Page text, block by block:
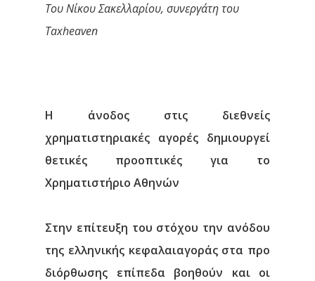
Του Νίκου Σακελλαρίου, συνεργάτη του
Taxheaven
Η άνοδος στις διεθνείς
χρηματιστηριακές αγορές δημιουργεί
θετικές προοπτικές για το
Χρηματιστήριο Αθηνών
Στην επίτευξη του στόχου την ανόδου
της ελληνικής κεφαλαιαγοράς στα προ
διόρθωσης επίπεδα βοηθούν και οι